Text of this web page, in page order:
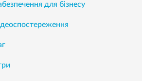
для бізнесу